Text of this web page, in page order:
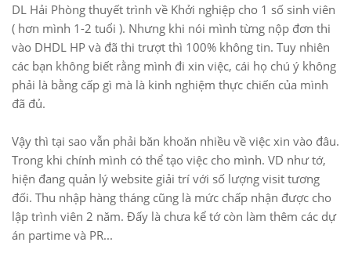
DL Hải Phòng thuyết trình về Khởi nghiệp cho 1 số sinh viên
( hơn mình 1-2 tuổi ). Nhưng khi nói mình từng nộp đơn thi
vào DHDL HP và đã thi trượt thì 100% không tin. Tuy nhiên
các bạn không biết rằng mình đi xin việc, cái họ chú ý không
phải là bằng cấp gì mà là kinh nghiệm thực chiến của mình
đã đủ.
Vậy thì tại sao vẫn phải băn khoăn nhiều về việc xin vào đâu.
Trong khi chính mình có thể tạo việc cho mình. VD như tớ,
hiện đang quản lý website giải trí với số lượng visit tương
đối. Thu nhập hàng tháng cũng là mức chấp nhận được cho
lập trình viên 2 năm. Đấy là chưa kể tớ còn làm thêm các dự
án partime và PR...